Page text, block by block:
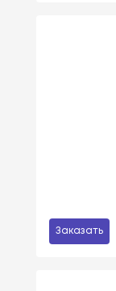
Заказать